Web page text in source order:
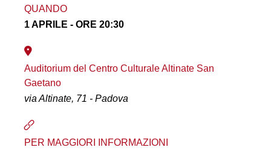
QUANDO
1 APRILE - ORE 20:30
Auditorium del Centro Culturale Altinate San
Gaetano
via Altinate, 71 - Padova
PER MAGGIORI INFORMAZIONI